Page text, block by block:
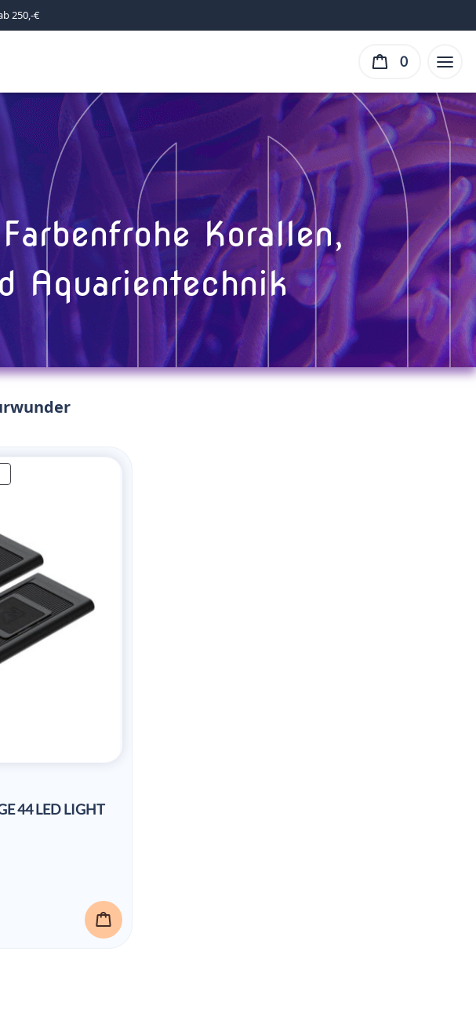
250,-€
0
Korallen,
Aquarientechnik
44 LED LIGHT